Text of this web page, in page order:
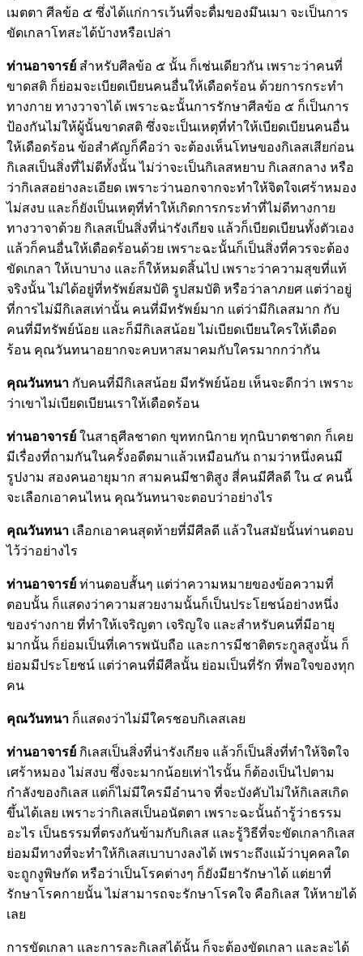
เมตตา ศีลข้อ ๕ ซึ่งได้แก่การเว้นที่จะดื่มของมึนเมา จะเป็นการ
ขัดเกลาโทสะได้บ้างหรือเปล่า
ท่านอาจารย์ สำหรับศีลข้อ ๕ นั้น ก็เช่นเดียวกัน เพราะว่าคนที่
ขาดสติ ก็ย่อมจะเบียดเบียนคนอื่นให้เดือดร้อน ด้วยการกระทำ
ทางกาย ทางวาจาได้ เพราะฉะนั้นการรักษาศีลข้อ ๕ ก็เป็นการ
ป้องกันไม่ให้ผู้นั้นขาดสติ ซึ่งจะเป็นเหตุที่ทำให้เบียดเบียนคนอื่น
ให้เดือดร้อน ข้อสำคัญก็คือว่า จะต้องเห็นโทษของกิเลสเสียก่อน
กิเลสเป็นสิ่งที่ไม่ดีทั้งนั้น ไม่ว่าจะเป็นกิเลสหยาบ กิเลสกลาง หรือ
ว่ากิเลสอย่างละเอียด เพราะว่านอกจากจะทำให้จิตใจเศร้าหมอง
ไม่สงบ และก็ยังเป็นเหตุที่ทำให้เกิดการกระทำที่ไม่ดีทางกาย
ทางวาจาด้วย กิเลสเป็นสิ่งที่น่ารังเกียจ แล้วก็เบียดเบียนทั้งตัวเอง
แล้วก็คนอื่นให้เดือดร้อนด้วย เพราะฉะนั้นก็เป็นสิ่งที่ควรจะต้อง
ขัดเกลา ให้เบาบาง และก็ให้หมดสิ้นไป เพราะว่าความสุขที่แท้
จริงนั้น ไม่ได้อยู่ที่ทรัพย์สมบัติ รูปสมบัติ หรือว่าลาภยศ แต่ว่าอยู่
ที่การไม่มีกิเลสเท่านั้น คนที่มีทรัพย์มาก แต่ว่ามีกิเลสมาก กับ
คนที่มีทรัพย์น้อย และก็มีกิเลสน้อย ไม่เบียดเบียนใครให้เดือด
ร้อน คุณวันทนาอยากจะคบหาสมาคมกับใครมากกว่ากัน
คุณวันทนา กับคนที่มีกิเลสน้อย มีทรัพย์น้อย เห็นจะดีกว่า เพราะ
ว่าเขาไม่เบียดเบียนเราให้เดือดร้อน
ท่านอาจารย์ ในสาธุศีลชาดก ขุททกนิกาย ทุกนิบาตชาดก ก็เคย
มีเรื่องที่ถามกันในครั้งอดีตมาแล้วเหมือนกัน ถามว่าหนึ่งคนมี
รูปงาม สองคนอายุมาก สามคนมีชาติสูง สี่คนมีศีลดี ใน ๔ คนนี้
จะเลือกเอาคนไหน คุณวันทนาจะตอบว่าอย่างไร
คุณวันทนา เลือกเอาคนสุดท้ายที่มีศีลดี แล้วในสมัยนั้นท่านตอบ
ไว้ว่าอย่างไร
ท่านอาจารย์ ท่านตอบสั้นๆ แต่ว่าความหมายของข้อความที่
ตอบนั้น ก็แสดงว่าความสวยงามนั้นก็เป็นประโยชน์อย่างหนึ่ง
ของร่างกาย ที่ทำให้เจริญตา เจริญใจ และสำหรับคนที่มีอายุ
มากนั้น ก็ย่อมเป็นที่เคารพนับถือ และการมีชาติตระกูลสูงนั้น ก็
ย่อมมีประโยชน์ แต่ว่าคนที่มีศีลนั้น ย่อมเป็นที่รัก ที่พอใจของทุก
คน
คุณวันทนา ก็แสดงว่าไม่มีใครชอบกิเลสเลย
ท่านอาจารย์ กิเลสเป็นสิ่งที่น่ารังเกียจ แล้วก็เป็นสิ่งที่ทำให้จิตใจ
เศร้าหมอง ไม่สงบ ซึ่งจะมากน้อยเท่าไรนั้น ก็ต้องเป็นไปตาม
กำลังของกิเลส แต่ก็ไม่มีใครมีอำนาจ ที่จะบังคับไม่ให้กิเลสเกิด
ขึ้นได้เลย เพราะว่ากิเลสเป็นอนัตตา เพราะฉะนั้นถ้ารู้ว่าธรรม
อะไร เป็นธรรมที่ตรงกันข้ามกับกิเลส และรู้วิธีที่จะขัดเกลากิเลส
ย่อมมีทางที่จะทำให้กิเลสเบาบางลงได้ เพราะถึงแม้ว่าบุคคลใด
จะถูกงูพิษกัด หรือว่าเป็นโรคต่างๆ ก็ยังมียารักษาได้ แต่ยาที่
รักษาโรคกายนั้น ไม่สามารถจะรักษาโรคใจ คือกิเลส ให้หายได้
เลย
การขัดเกลา และการละกิเลสได้นั้น ก็จะต้องขัดเกลา และละได้